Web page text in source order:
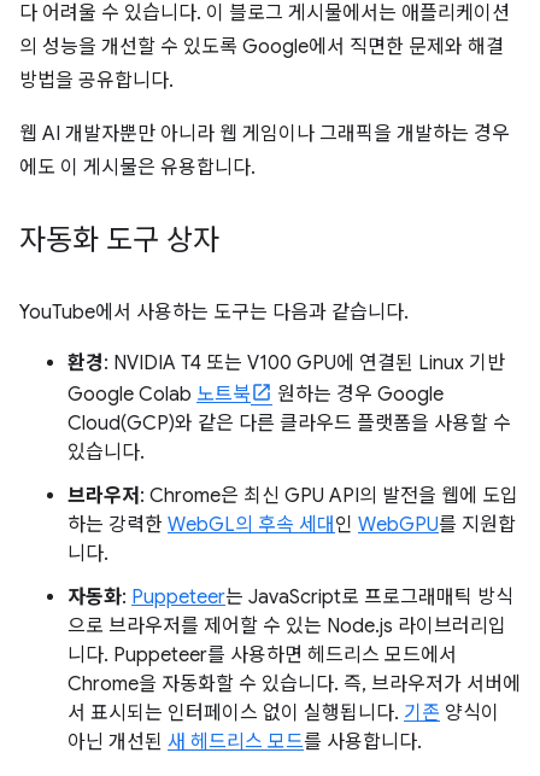
다 어려울 수 있습니다. 이 블로그 게시물에서는 애플리케이션
의 성능을 개선할 수 있도록 Google에서 직면한 문제와 해결
방법을 공유합니다.
웹 AI 개발자뿐만 아니라 웹 게임이나 그래픽을 개발하는 경우
에도 이 게시물은 유용합니다.
자동화 도구 상자
YouTube에서 사용하는 도구는 다음과 같습니다.
환경: NVIDIA T4 또는 V100 GPU에 연결된 Linux 기반
Google Colab 노트북
원하는 경우 Google
Cloud(GCP)와 같은 다른 클라우드 플랫폼을 사용할 수
있습니다.
브라우저 : Chrome은 최신 GPU API의 발전을 웹에 도입
하는 강력한 WebGL의 후속 세대 인 WebGPU를 지원합
니다.
자동화: Puppeteer는 JavaScript로 프로그래매틱 방식
으로 브라우저를 제어할 수 있는 Node.js 라이브러리입
니다. Puppeteer를 사용하면 헤드리스 모드에서
Chrome을 자동화할 수 있습니다. 즉, 브라우저가 서버에
서 표시되는 인터페이스 없이 실행됩니다. 기존 양식이
아닌 개선된 새 헤드리스 모드를 사용합니다.